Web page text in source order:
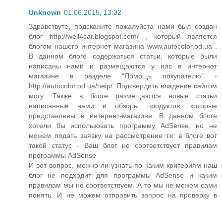
Unknown 01.06.2015, 13:32
Здравствуте, подскажите пожалуйста нами был создан
блог http://well4car.blogspot.com/ , который является
блогом нашего интернет магазина www.autocolor.od.ua .
В данном блоге содержаться статьи, которые были
написаны нами и размещаются у нас в интернет
магазине в разделе "Помощь покупателю" -
http://autocolor.od.ua/help/. Подтвердить владение сайтом
могу. Также в блоге размещаются новые статьи
написанные нами и обзоры продуктов, которые
представлены в интернет-магазине. В данном блоге
хотели бы использовать программу AdSense, но не
можем подать заявку на рассмотрение т.к. в блоге вот
такой статус - Ваш блог не соответствует правилам
программы AdSense
И вот вопрос, можно ли узнать по каким критериям наш
блог не подходит для программы AdSense и каким
правилам мы не соответствуем. А то мы не можем сами
понять. И не можем отправить запрос на проверку в